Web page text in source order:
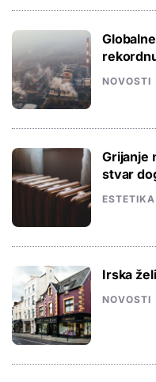
NOVOSTI
Grijanje
stvar
ESTETIKA
Irska
NOVOSTI